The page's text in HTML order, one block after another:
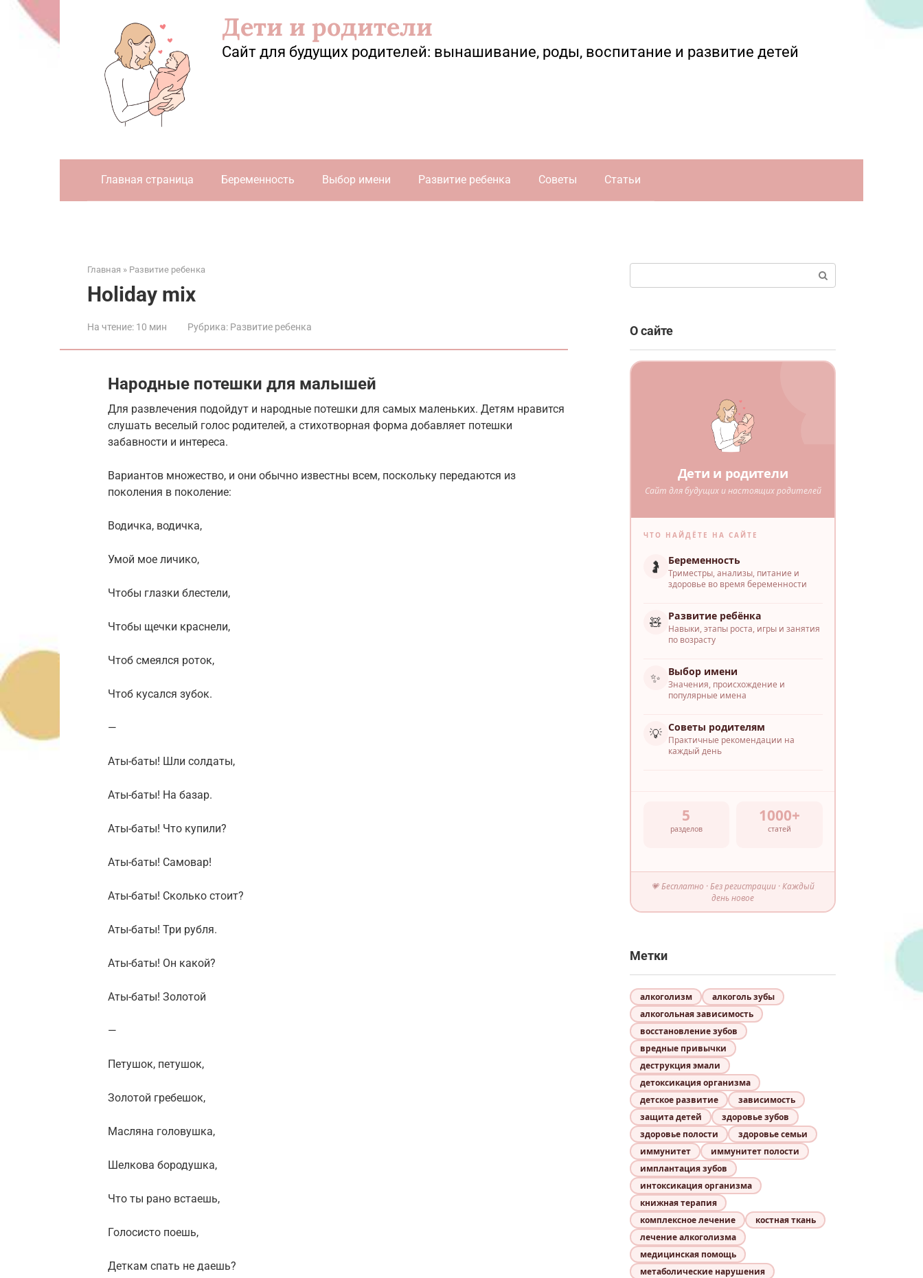
Перейти
Дети и родители
Сайт для будущих родителей: вынашивание, роды, воспитание и развитие детей
Главная страница Беременность Выбор имени Развитие ребенка Советы Статьи
Главная » Развитие ребенка
Holiday mix
На чтение: 10 мин Рубрика: Развитие ребенка
Народные потешки для малышей
Для развлечения подойдут и народные потешки для самых маленьких. Детям нравится
слушать веселый голос родителей, а стихотворная форма добавляет потешки
забавности и интереса.
Вариантов множество, и они обычно известны всем, поскольку передаются из
поколения в поколение:
Водичка, водичка,
Умой мое личико,
Чтобы глазки блестели,
Чтобы щечки краснели,
Чтоб смеялся роток,
Чтоб кусался зубок.
—
Аты-баты! Шли солдаты,
Аты-баты! На базар.
Аты-баты! Что купили?
Аты-баты! Самовар!
Аты-баты! Сколько стоит?
Аты-баты! Три рубля.
Аты-баты! Он какой?
Аты-баты! Золотой
—
Петушок, петушок,
Золотой гребешок,
Масляна головушка,
Шелкова бородушка,
Что ты рано встаешь,
Голосисто поешь,
Деткам спать не даешь?
О сайте
Дети и родители
Сайт для будущих и настоящих родителей
ЧТО НАЙДЁТЕ НА САЙТЕ
🤰 Беременность
Триместры, анализы, питание и
здоровье во время беременности
🧸 Развитие ребёнка
Навыки, этапы роста, игры и занятия
по возрасту
✨ Выбор имени
Значения, происхождение и
популярные имена
💡 Советы родителям
Практичные рекомендации на
каждый день
5
разделов
1000+
статей
💗 Бесплатно · Без регистрации · Каждый
день новое
Метки
алкоголизм
алкоголь зубы
алкогольная зависимость
восстановление зубов
вредные привычки
деструкция эмали
детоксикация организма
детское развитие
зависимость
защита детей
здоровье зубов
здоровье полости
здоровье семьи
иммунитет
иммунитет полости
имплантация зубов
интоксикация организма
книжная терапия
комплексное лечение
костная ткань
лечение алкоголизма
медицинская помощь
метаболические нарушения